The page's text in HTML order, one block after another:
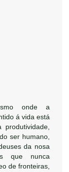
onde a
á vida está
produtividade,
ser humano,
da nosa
que nunca
de fronteiras,